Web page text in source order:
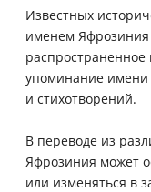
Известных
именем Яфрозиния
упоминание имени
и стихотворений.
В переводе из
Яфрозиния может
или изменяться в